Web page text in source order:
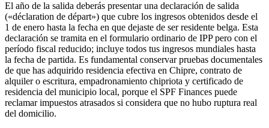
El año de la salida deberás presentar una declaración de salida
(«déclaration de départ») que cubre los ingresos obtenidos desde el
1 de enero hasta la fecha en que dejaste de ser residente belga. Esta
declaración se tramita en el formulario ordinario de IPP pero con el
período fiscal reducido; incluye todos tus ingresos mundiales hasta
la fecha de partida. Es fundamental conservar pruebas documentales
de que has adquirido residencia efectiva en Chipre, contrato de
alquiler o escritura, empadronamiento chipriota y certificado de
residencia del municipio local, porque el SPF Finances puede
reclamar impuestos atrasados si considera que no hubo ruptura real
del domicilio.